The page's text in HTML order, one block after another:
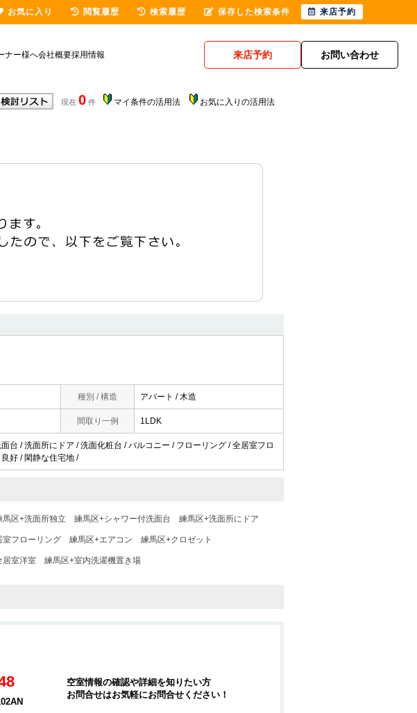
ナー様へ会社概要採用情報 来店予約 お問い合わせ
現在 0 件 マイ条件の活用法 お気に入りの活用法
種別 / 構造 アパート / 木造
間取り一例 1LDK
台 / 洗面所にドア / 洗面化粧台 / バルコニー / フローリング / 全居室フロ
好 / 閑静な住宅地 /
馬区+洗面所独立 練馬区+シャワー付洗面台 練馬区+洗面所にドア
室フローリング 練馬区+エアコン 練馬区+クロゼット
居室洋室 練馬区+室内洗濯機置き場
空室情報の確認や詳細を知りたい方
お問合せはお気軽にお問合せください！
お気に入り 閲覧履歴 検索履歴 保存した検索条件 来店予約